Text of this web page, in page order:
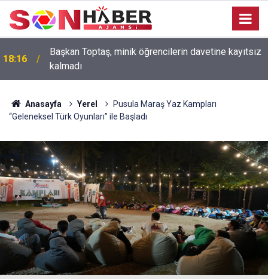
18:11
Elbistan’da İdris Altun Taziye ve Kültür Evi’nin Açılışı
Gerçekleştirildi
Anasayfa Yerel
Pusula Maraş Yaz Kampları
“Geleneksel Türk Oyunları” ile Başladı